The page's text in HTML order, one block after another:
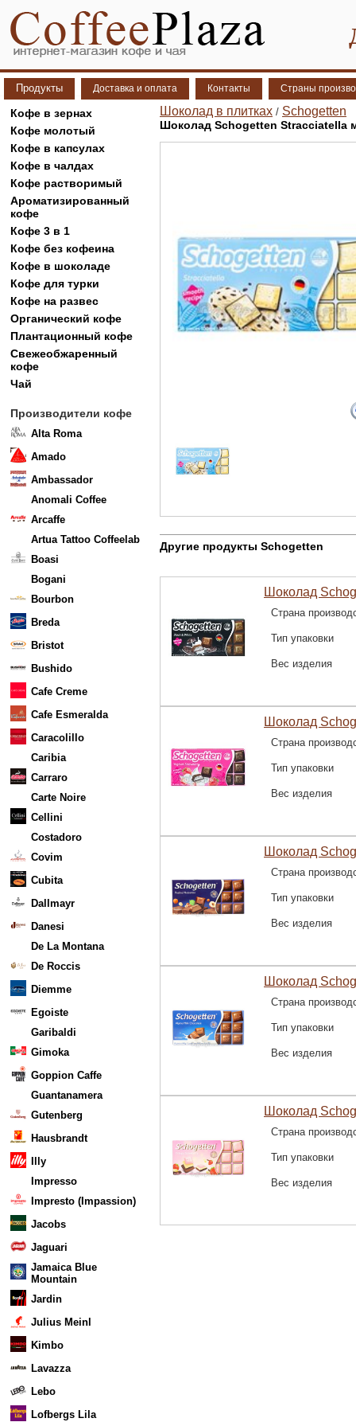
Продукты Доставка и оплата Контакты Страны
Кофе в зернах
Кофе молотый
Кофе в капсулах
Кофе в чалдах
Кофе растворимый
Ароматизированный
кофе
Кофе 3 в 1
Кофе без кофеина
Кофе в шоколаде
Кофе для турки
Кофе на развес
Органический кофе
Плантационный кофе
Свежеобжаренный
кофе
Чай
Производители кофе
Alta Roma
Amado
Ambassador
Anomali Coffee
Arcaffe
Artua Tattoo Coffeelab
Boasi
Bogani
Bourbon
Breda
Bristot
Bushido
Cafe Creme
Cafe Esmeralda
Caracolillo
Caribia
Carraro
Carte Noire
Cellini
Costadoro
Covim
Cubita
Dallmayr
Danesi
De La Montana
De Roccis
Diemme
Egoiste
Garibaldi
Gimoka
Goppion Caffe
Guantanamera
Gutenberg
Hausbrandt
Illy
Impresso
Impresto (Impassion)
Jacobs
Jaguari
Jamaica Blue
Mountain
Jardin
Julius Meinl
Kimbo
Lavazza
Lebo
Lofbergs Lila
Шоколад в плитках / Schogetten
Шоколад Schogetten Stracciatella
Другие продукты Schogetten
Шоколад
Страна
Тип упаковки
Вес изделия
Шоколад
Страна
Тип упаковки
Вес изделия
Шоколад
Страна
Тип упаковки
Вес изделия
Шоколад
Страна
Тип упаковки
Вес изделия
Шоколад
Страна
Тип упаковки
Вес изделия